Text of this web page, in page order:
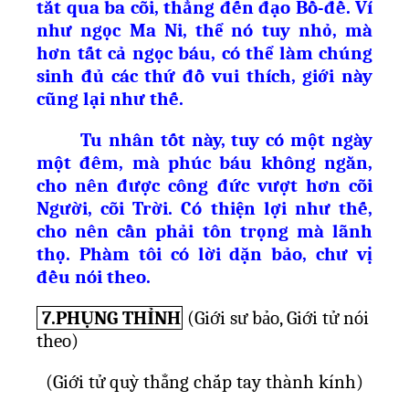
tắt qua ba cõi, thẳng đến đạo Bồ-đề. Ví
như ngọc Ma Ni, thểnó tuy nhỏ, mà
hơn tất cả ngọc báu, có thểlàm chúng
sinh đủ các thứ đồ vui thích, giới này
cũng lại như thế.
Tu nhân tốt này, tuy có một ngày
một đêm, mà phúc báu không ngằn,
cho nên được công đức vượt hơn cõi
Người, cõi Trời. Có thiện lợi nhưthế,
cho nên cần phải tôn trọng mà lãnh
thọ. Phàm tôi có lời dặn bảo, chư vị
đều nói theo.
7.PHỤNG THỈNH (Giới sư bảo, Giới tử nói
theo)
(Giới tửquỳ thẳng chắp tay thành kính)